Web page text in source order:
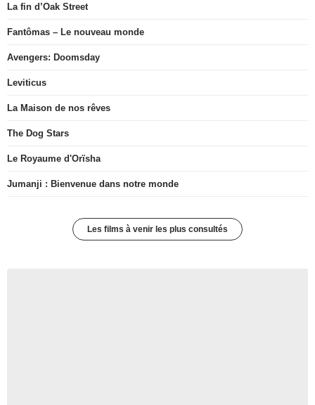
La fin d’Oak Street
Fantômas – Le nouveau monde
Avengers: Doomsday
Leviticus
La Maison de nos rêves
The Dog Stars
Le Royaume d'Orïsha
Jumanji : Bienvenue dans notre monde
Les films à venir les plus consultés